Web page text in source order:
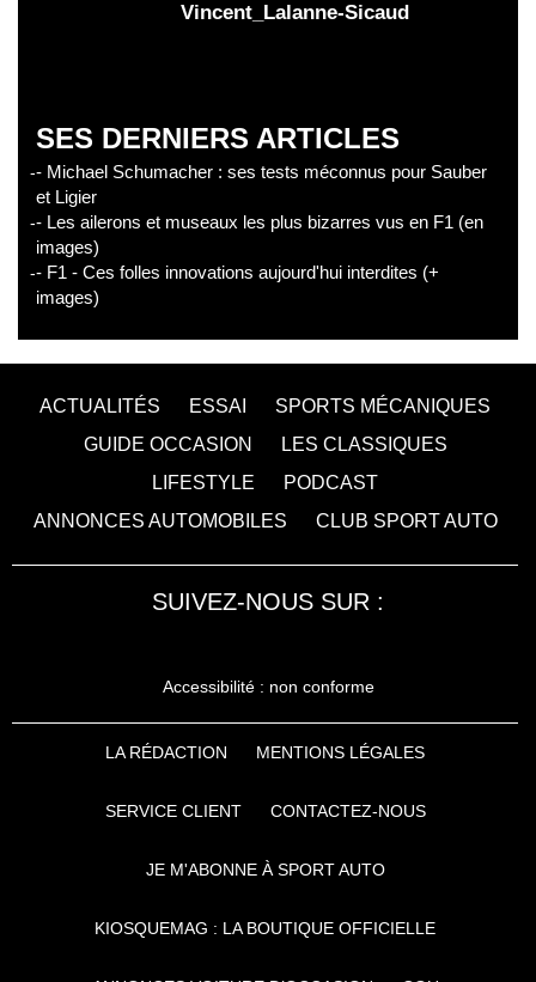
Vincent_Lalanne-Sicaud
SES DERNIERS ARTICLES
- Michael Schumacher : ses tests méconnus pour Sauber
et Ligier
- Les ailerons et museaux les plus bizarres vus en F1 (en
images)
- F1 - Ces folles innovations aujourd'hui interdites (+
images)
ACTUALITÉS ESSAI
SPORTS MÉCANIQUES
GUIDE OCCASION
LES CLASSIQUES
LIFESTYLE
PODCAST
ANNONCES AUTOMOBILES
CLUB SPORT AUTO
SUIVEZ-NOUS SUR :
Accessibilité : non conforme
LA RÉDACTION MENTIONS LÉGALES
SERVICE CLIENT CONTACTEZ-NOUS
JE M'ABONNE À SPORT AUTO
KIOSQUEMAG : LA BOUTIQUE OFFICIELLE